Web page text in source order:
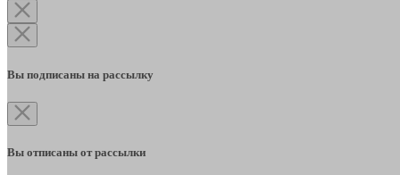
Вы подписаны на рассылку
Вы отписаны от рассылки